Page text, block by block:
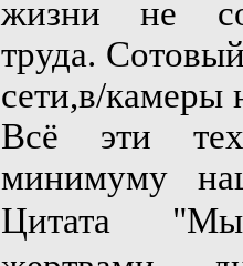
жизни не
труда.
сети,в/камеры
Всё эти
минимуму
Цитата "